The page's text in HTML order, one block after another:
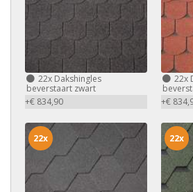
22x Dakshingles
beverstaart zwart
+€ 834,90
22x
+€
22x 22x